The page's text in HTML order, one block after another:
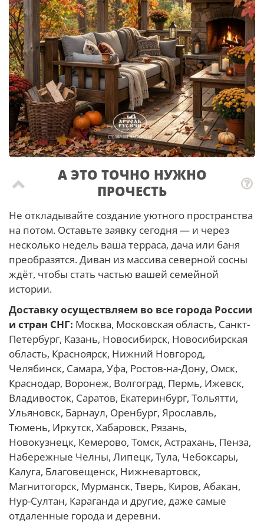
А ЭТО ТОЧНО НУЖНО
ПРОЧЕСТЬ
Не откладывайте создание уютного пространства
на потом. Оставьте заявку сегодня — и через
несколько недель ваша терраса, дача или баня
преобразятся. Диван из массива северной сосны
ждёт, чтобы стать частью вашей семейной
истории.
Доставку осуществляем во все города России
и стран СНГ: Москва, Московская область, Санкт-
Петербург, Казань, Новосибирск, Новосибирская
область, Красноярск, Нижний Новгород,
Челябинск, Самара, Уфа, Ростов-на-Дону, Омск,
Краснодар, Воронеж, Волгоград, Пермь, Ижевск,
Владивосток, Саратов, Екатеринбург, Тольятти,
Ульяновск, Барнаул, Оренбург, Ярославль,
Тюмень, Иркутск, Хабаровск, Рязань,
Новокузнецк, Кемерово, Томск, Астрахань, Пенза,
Набережные Челны, Липецк, Тула, Чебоксары,
Калуга, Благовещенск, Нижневартовск,
Магнитогорск, Мурманск, Тверь, Киров, Абакан,
Нур-Султан, Караганда и другие, даже самые
отдаленные города и деревни.